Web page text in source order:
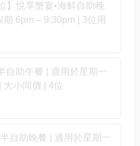
】悦享蟹宴•海鮮自助晚
6pm – 9:30pm | 3位用
自助午餐 | 適用於星期一
大小同價 | 4位
自助晚餐 | 適用於星期一